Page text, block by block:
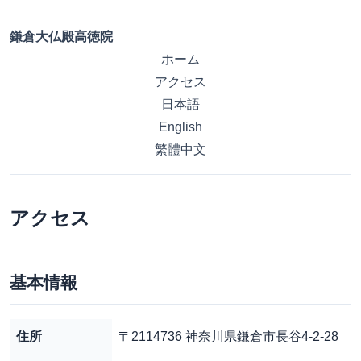
鎌倉大仏殿高徳院
ホーム
アクセス
日本語
English
繁體中文
アクセス
基本情報
住所 〒2114736 神奈川県鎌倉市長谷4-2-28